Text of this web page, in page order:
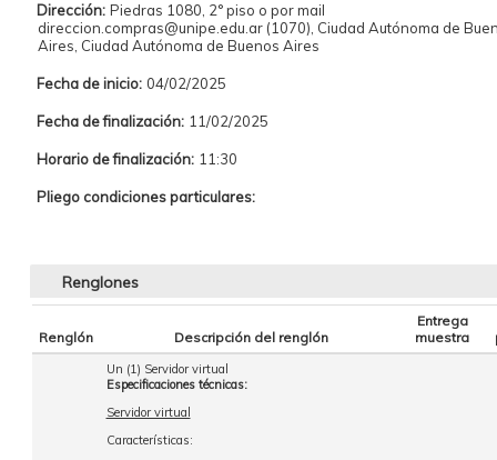
Dirección: Piedras 1080, 2° piso o por mail
direccion.compras@unipe.edu.ar (1070), Ciudad Autónoma de
Aires, Ciudad Autónoma de Buenos Aires
Fecha de inicio: 04/02/2025
Fecha de finalización: 11/02/2025
Horario de finalización: 11:30
Pliego condiciones particulares:
Renglones
Renglón Descripción del renglón
Entrega
muestra
Un (1) Servidor virtual
Especificaciones técnicas:
Servidor virtual
Características: